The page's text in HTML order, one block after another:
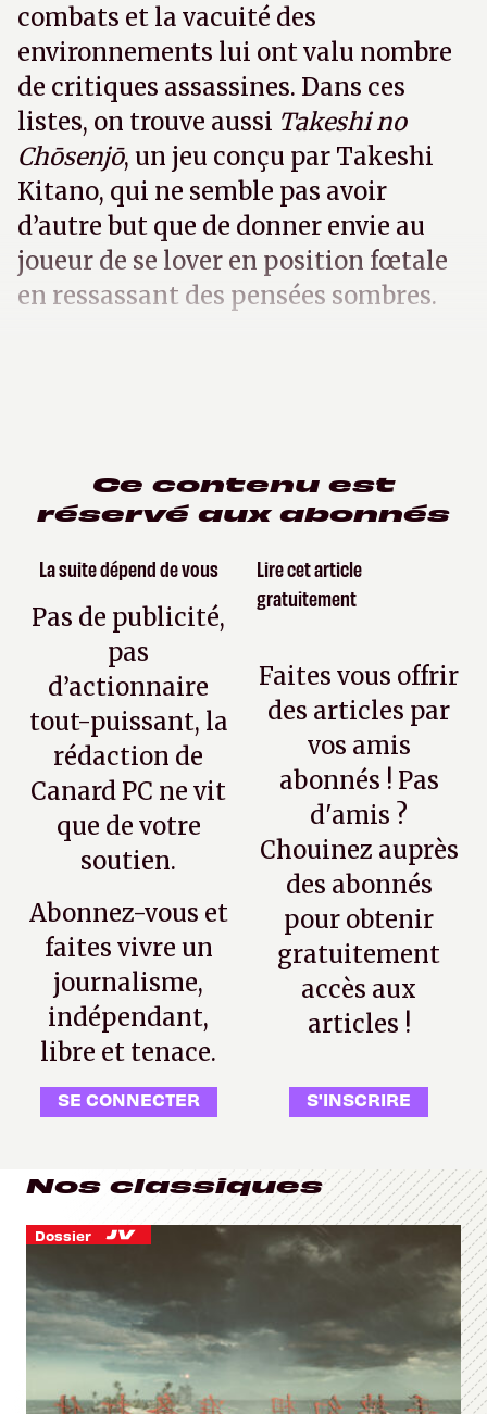
combats et la vacuité des
environnements lui ont valu nombre
de critiques assassines. Dans ces
listes, on trouve aussi Takeshi no
Chōsenjō, un jeu conçu par Takeshi
Kitano, qui ne semble pas avoir
d’autre but que de donner envie au
joueur de se lover en position fœtale
en ressassant des pensées sombres.
Ce contenu est
réservé aux abonnés
La suite dépend de vous
Pas de publicité,
pas
d’actionnaire
tout-puissant, la
rédaction de
Canard PC ne vit
que de votre
soutien.
Abonnez-vous et
faites vivre un
journalisme,
indépendant,
libre et tenace.
SE CONNECTER
Lire cet article
gratuitement
Faites vous offrir
des articles par
vos amis
abonnés ! Pas
d'amis ?
Chouinez auprès
des abonnés
pour obtenir
gratuitement
accès aux
articles !
S'INSCRIRE
Nos classiques
Dossier